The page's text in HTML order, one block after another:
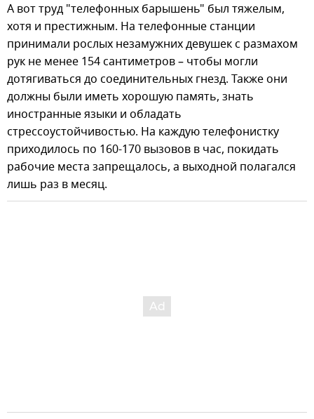
А вот труд "телефонных барышень" был тяжелым,
хотя и престижным. На телефонные станции
принимали рослых незамужних девушек с размахом
рук не менее 154 сантиметров – чтобы могли
дотягиваться до соединительных гнезд. Также они
должны были иметь хорошую память, знать
иностранные языки и обладать
стрессоустойчивостью. На каждую телефонистку
приходилось по 160-170 вызовов в час, покидать
рабочие места запрещалось, а выходной полагался
лишь раз в месяц.